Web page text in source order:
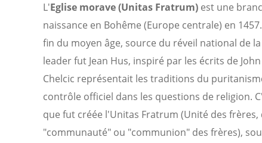
L'Eglise morave (Unitas Fratrum) est une
naissance en Bohême (Europe centrale) en
fin du moyen âge, source du réveil national de
leader fut Jean Hus, inspiré par les écrits de
Chelcic représentait les traditions du
contrôle officiel dans les questions de religion.
que fut créée l'Unitas Fratrum (Unité des
"communauté" ou "communion" des frères),